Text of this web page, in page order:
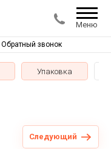
Меню
Обратный звонок
Упаковка
Следующий